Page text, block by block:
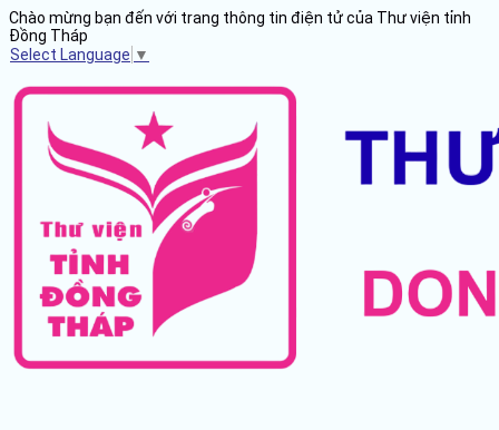
Chào mừng bạn đến với trang thông tin điện tử của Thư viện tỉnh
Đồng Tháp
Select Language ▼